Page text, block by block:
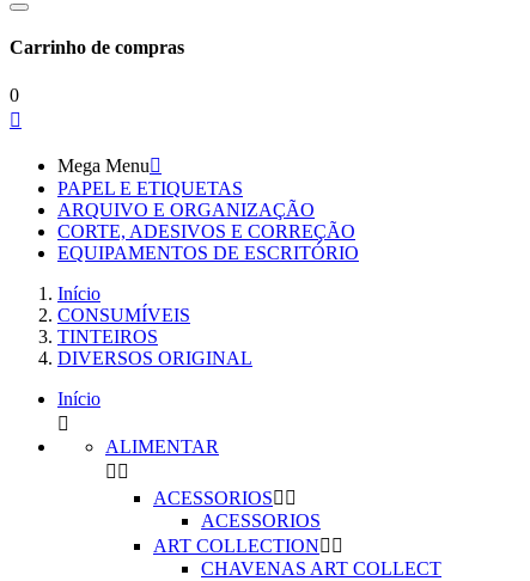
Carrinho de compras
0

Mega Menu
PAPEL E ETIQUETAS
ARQUIVO E ORGANIZAÇÃO
CORTE, ADESIVOS E CORREÇÃO
EQUIPAMENTOS DE ESCRITÓRIO
Início
CONSUMÍVEIS
TINTEIROS
DIVERSOS ORIGINAL
Início

ALIMENTAR
 
ACESSORIOS 
ACESSORIOS
ART COLLECTION 
CHAVENAS ART COLLECT